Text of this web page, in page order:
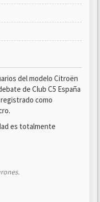
del modelo Citroën
de Club C5 España
como
es totalmente